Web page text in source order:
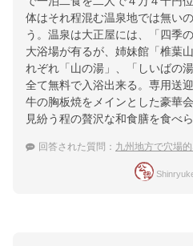
体はそれ程混む温泉地では無い
う。温泉は大正屋には、「四季
大浴場が有るが、姉妹館「椎葉
れぞれ「山の湯」、「しいばの
全て無料で入浴出来る。専用送
牛の胸板焼をメインとした豪華
見紛う程の贅沢な和食膳を食べら
回答された質問： 九州地方で穴場的な